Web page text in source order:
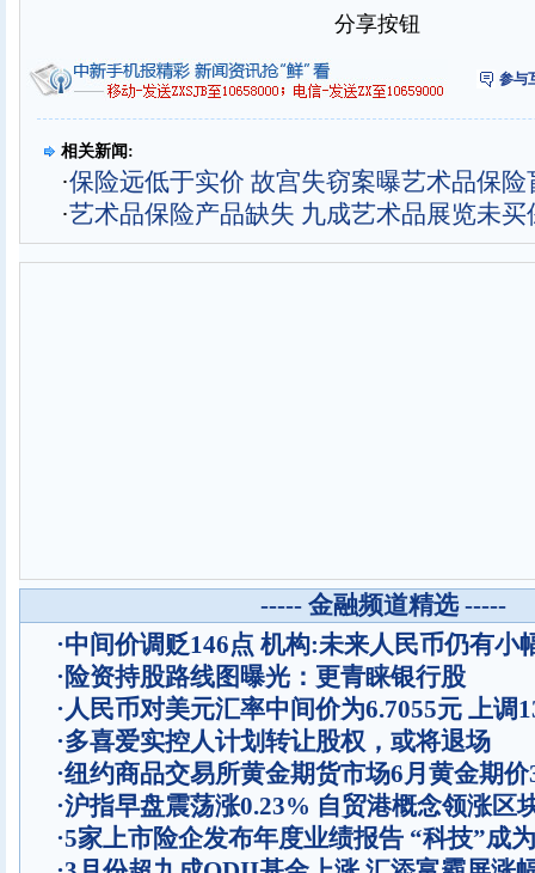
分享按钮
参与
相关新闻:
·保险远低于实价 故宫失窃案曝艺术品保险
·艺术品保险产品缺失 九成艺术品展览未买
----- 金融频道精选 -----
·中间价调贬146点 机构:未来人民币仍有小
·险资持股路线图曝光：更青睐银行股
·人民币对美元汇率中间价为6.7055元 上调
·多喜爱实控人计划转让股权，或将退场
·纽约商品交易所黄金期货市场6月黄金期价
·沪指早盘震荡涨0.23% 自贸港概念领涨区
·5家上市险企发布年度业绩报告 “科技”成